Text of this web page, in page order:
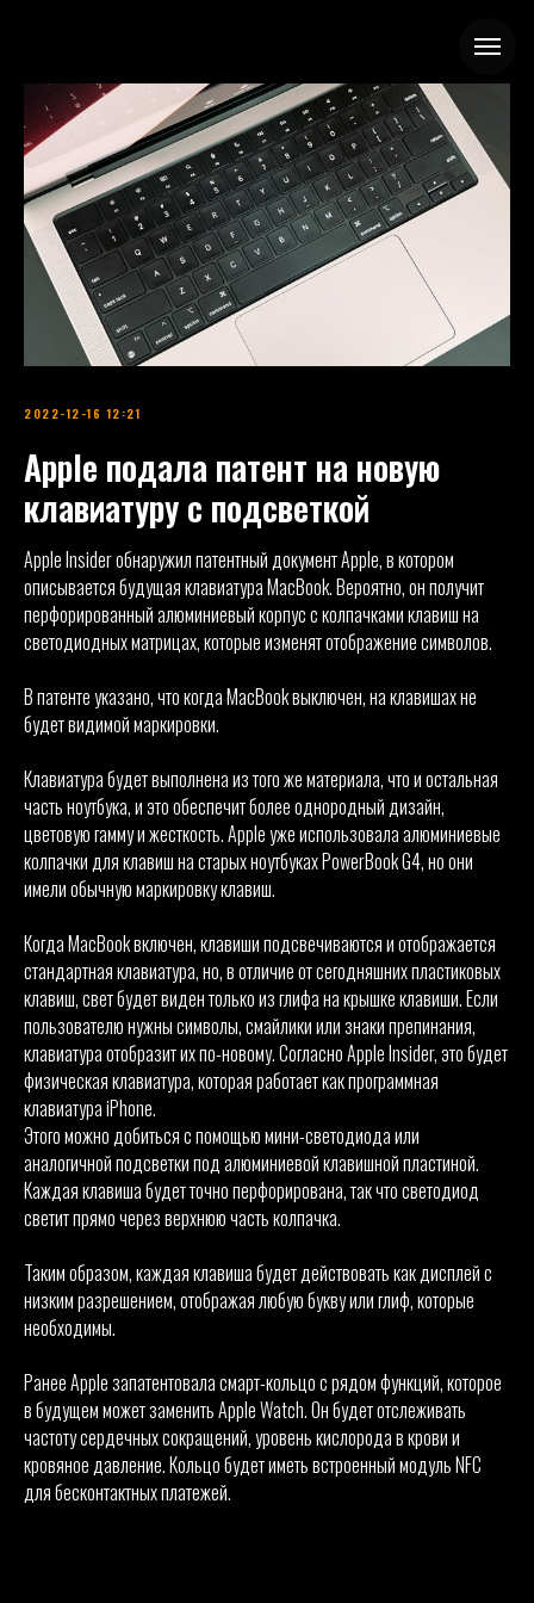
2022-12-16 12:21
Apple подала патент на новую
клавиатуру с подсветкой
Apple Insider обнаружил патентный документ Apple, в котором
описывается будущая клавиатура MacBook. Вероятно, он получит
перфорированный алюминиевый корпус с колпачками клавиш на
светодиодных матрицах, которые изменят отображение символов.
В патенте указано, что когда MacBook выключен, на клавишах не
будет видимой маркировки.
Клавиатура будет выполнена из того же материала, что и остальная
часть ноутбука, и это обеспечит более однородный дизайн,
цветовую гамму и жесткость. Apple уже использовала алюминиевые
колпачки для клавиш на старых ноутбуках PowerBook G4, но они
имели обычную маркировку клавиш.
Когда MacBook включен, клавиши подсвечиваются и отображается
стандартная клавиатура, но, в отличие от сегодняшних пластиковых
клавиш, свет будет виден только из глифа на крышке клавиши. Если
пользователю нужны символы, смайлики или знаки препинания,
клавиатура отобразит их по-новому. Согласно Apple Insider, это будет
физическая клавиатура, которая работает как программная
клавиатура iPhone.
Этого можно добиться с помощью мини-светодиода или
аналогичной подсветки под алюминиевой клавишной пластиной.
Каждая клавиша будет точно перфорирована, так что светодиод
светит прямо через верхнюю часть колпачка.
Таким образом, каждая клавиша будет действовать как дисплей с
низким разрешением, отображая любую букву или глиф, которые
необходимы.
Ранее Apple запатентовала смарт-кольцо с рядом функций, которое
в будущем может заменить Apple Watch. Он будет отслеживать
частоту сердечных сокращений, уровень кислорода в крови и
кровяное давление. Кольцо будет иметь встроенный модуль NFC
для бесконтактных платежей.